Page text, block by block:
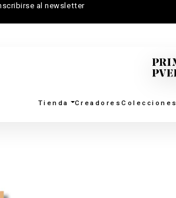
al newsletter
Tienda CreadoresColecciones